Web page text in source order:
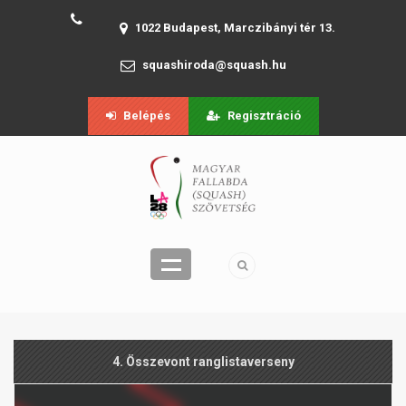
1022 Budapest, Marczibányi tér 13.
squashiroda@squash.hu
Belépés Regisztráció
4. Összevont ranglistaverseny